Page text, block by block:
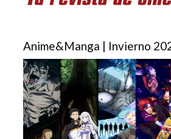
Anime&Manga | Invierno